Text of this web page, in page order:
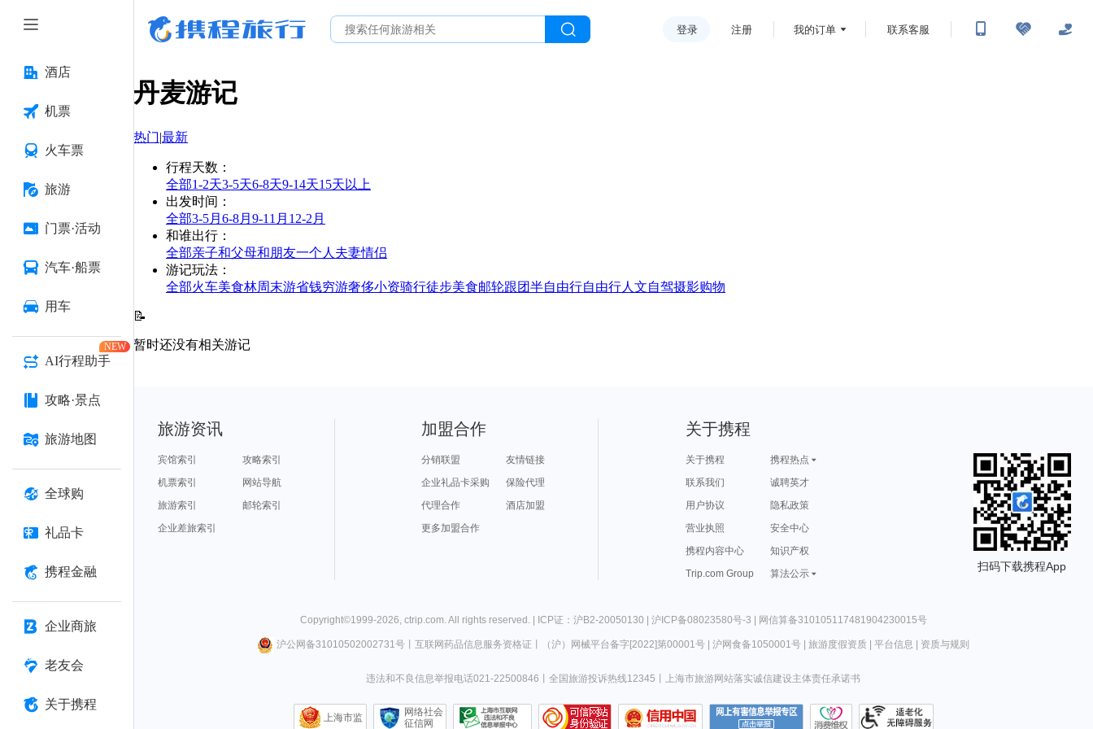
酒店
机票
火车票
旅游
门票·活动
汽车·船票
用车
AI行程助手
NEW
攻略·景点
旅游地图
全球购
礼品卡
携程金融
企业商旅
老友会
关于携程
登录 注册 我的订单 联系客服
丹麦游记
热门|最新
行程天数 ：
全部1-2天3-5天6-8天9-14天15天以上
出发时间 ：
全部3-5月 6-8月 9-11月 12-2月
和谁出行 ：
全部亲子和父母和朋友一个人 夫妻情侣
游记玩法 ：
全部火车美食林周末游省钱穷游奢侈小资骑行徒步美食邮轮跟团半自由行自由行人文自驾摄影购物
📝
暂时还没有相关游记
旅游资讯
宾馆索引
攻略索引
机票索引
网站导航
旅游索引
邮轮索引
企业差旅索引
加盟合作
分销联盟
友情链接
企业礼品卡采购
保险代理
代理合作
酒店加盟
更多加盟合作
关于携程
关于携程
携程热点
联系我们
诚聘英才
用户协议
隐私政策
营业执照
安全中心
携程内容中心
知识产权
Trip.com Group
算法公示
扫码下载携程App
Copyright©1999-2026, ctrip.com. All rights reserved. | ICP证：沪B2-20050130 | 沪ICP备08023580号-3 | 网信算备310105117481904230015号
沪公网备31010502002731号丨 互联网药品信息服务资格证 （沪）网械平台备字[2022]第00001号| 沪网食备1050001号| 旅游度假资质| 平台信息 资质与规则
违法和不良信息举报电话021-22500846 全国旅游投诉热线12345 上海市旅游网站落实诚信建设主体责任承诺书
上海市监
网络社会
征信网